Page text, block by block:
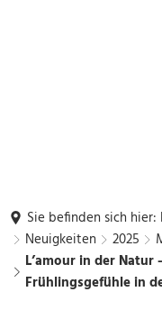
Sie befinden sich hier:
Neuigkeiten
2025
L’amour in der
Frühlingsgefühle in